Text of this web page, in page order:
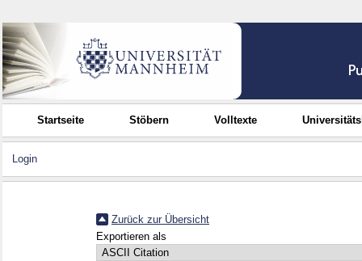
Startseite Stöbern Volltexte
Login
Zurück zur Übersicht
Exportieren als